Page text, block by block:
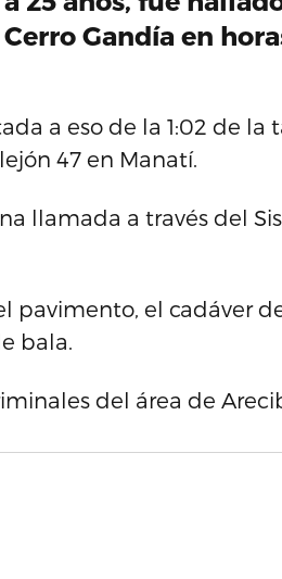
Gandía en
a eso de la 1:02 de la
47 en Manatí.
llamada a través del
pavimento, el cadáver
bala.
del área de